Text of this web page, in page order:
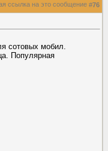
#76
сотовых мобил.
Популярная